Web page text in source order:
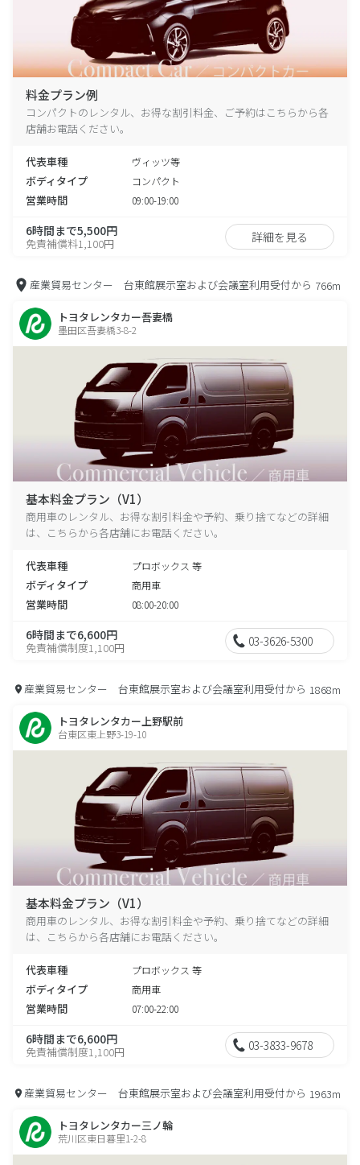
料金プラン例
コンパクトのレンタル、お得な割引料金、ご予約はこちらから各
店舗お電話ください。
代表車種 ヴィッツ等
ボディタイプ コンパクト
営業時間 09:00-19:00
6時間まで5,500円
免責補償料1,100円 詳細を見る
産業貿易センター 台東館展示室および会議室利用受付から 766m
トヨタレンタカー吾妻橋
墨田区吾妻橋3-8-2
基本料金プラン（V1）
商用車のレンタル、お得な割引料金や予約、乗り捨てなどの詳細
は、こちらから各店舗にお電話ください。
代表車種 プロボックス 等
ボディタイプ 商用車
営業時間 08:00-20:00
6時間まで6,600円
免責補償制度1,100円 03-3626-5300
産業貿易センター 台東館展示室および会議室利用受付から 1868m
トヨタレンタカー上野駅前
台東区東上野3-19-10
基本料金プラン（V1）
商用車のレンタル、お得な割引料金や予約、乗り捨てなどの詳細
は、こちらから各店舗にお電話ください。
代表車種 プロボックス 等
ボディタイプ 商用車
営業時間 07:00-22:00
6時間まで6,600円
免責補償制度1,100円 03-3833-9678
産業貿易センター 台東館展示室および会議室利用受付から 1963m
トヨタレンタカー三ノ輪
荒川区東日暮里1-2-8